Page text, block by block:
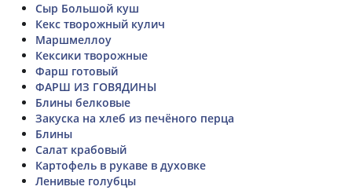
Сыр Большой куш
Кекс творожный кулич
Маршмеллоу
Кексики творожные
Фарш готовый
ФАРШ ИЗ ГОВЯДИНЫ
Блины белковые
Закуска на хлеб из печёного перца
Блины
Салат крабовый
Картофель в рукаве в духовке
Ленивые голубцы